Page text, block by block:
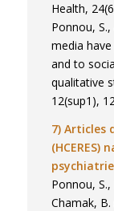
Health,
Ponnou,
media
and to
qualitative
12(sup1),
7) Articles
(HCERES)
Ponnou,
Chamak,